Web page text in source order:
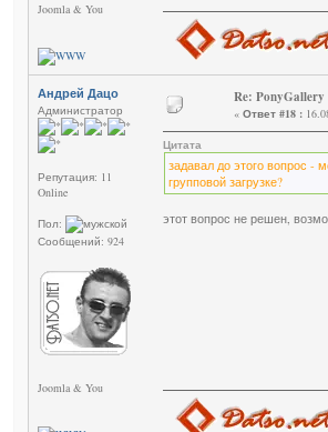
Joomla & You
Андрей Дацо
Администратор
Репутация: 11
Online
Пол:
Сообщений: 924
Joomla & You
Re: PonyGallery
« Ответ #18 :
Цитата
задавал до этого вопрос -
групповой загрузке?
этот вопрос не решен,